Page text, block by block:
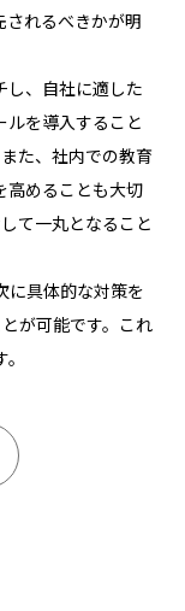
されるべきかが明
し、自社に適した
ルを導入すること
た、社内での教育
高めることも大切
て一丸となること
に具体的な対策を
が可能です。これ